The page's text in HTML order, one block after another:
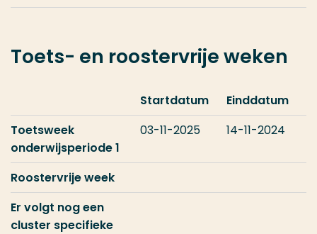
Toets- en roostervrije weken
Startdatum
Einddatum
Toetsweek
onderwijsperiode 1
03-11-2025 14-11-2024
Roostervrije week
Er volgt nog een
cluster specifieke